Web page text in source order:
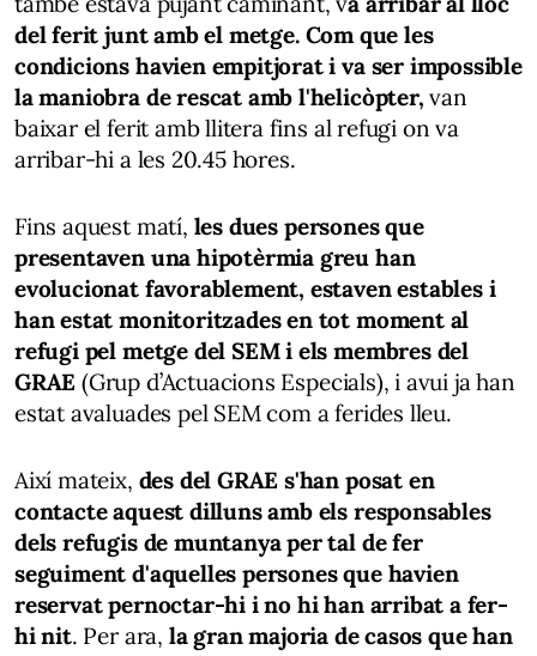
del ferit junt amb el metge. Com que les
condicions havien empitjorat i va ser impossible
la maniobra de rescat amb l'helicòpter, van
baixar el ferit amb llitera fins al refugi on va
arribar-hi a les 20.45 hores.
Fins aquest matí, les dues persones que
presentaven una hipotèrmia greu han
evolucionat favorablement, estaven estables i
han estat monitoritzades en tot moment al
refugi pel metge del SEM i els membres del
GRAE(Grup d’Actuacions Especials), i avui ja han
estat avaluades pel SEM com a ferides lleu.
Així mateix, des del GRAE s'han posat en
contacte aquest dilluns amb els responsables
dels refugis de muntanya per tal de fer
seguiment d'aquelles persones que havien
reservat pernoctar-hi i no hi han arribat a fer-
hi nit. Per ara, la gran majoria de casos que han